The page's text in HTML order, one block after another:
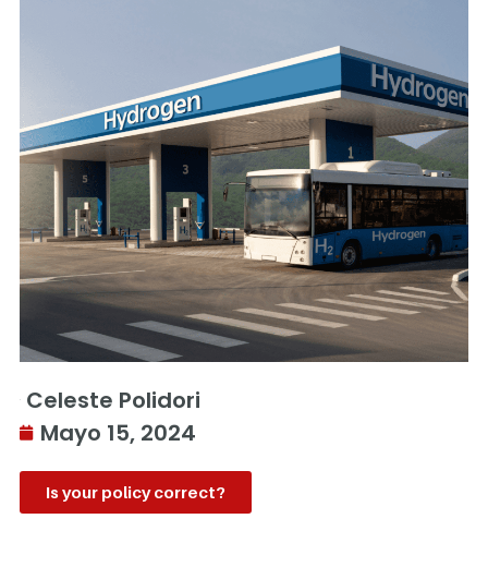
Celeste Polidori
Mayo 15, 2024
Is your policy correct?